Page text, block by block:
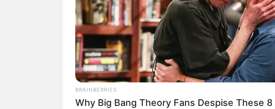
BRAINBERRIES
Why Big Bang Theory Fans Despise These